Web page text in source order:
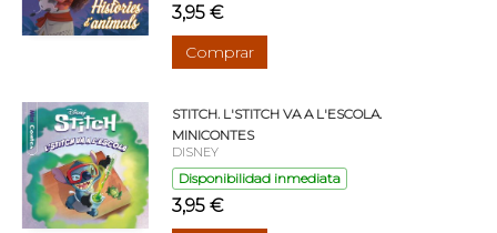
3,95 €
Comprar
STITCH. L'STITCH VA A L'ESCOLA.
MINICONTES
DISNEY
Disponibilidad inmediata
3,95 €